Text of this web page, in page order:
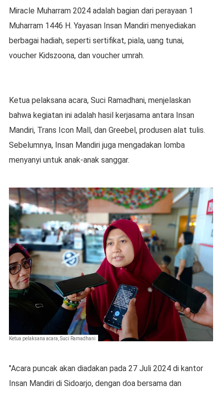
Miracle Muharram 2024 adalah bagian dari perayaan 1
Muharram 1446 H. Yayasan Insan Mandiri menyediakan
berbagai hadiah, seperti sertifikat, piala, uang tunai,
voucher Kidszoona, dan voucher umrah.
Ketua pelaksana acara, Suci Ramadhani, menjelaskan
bahwa kegiatan ini adalah hasil kerjasama antara Insan
Mandiri, Trans Icon Mall, dan Greebel, produsen alat tulis.
Sebelumnya, Insan Mandiri juga mengadakan lomba
menyanyi untuk anak-anak sanggar.
Ketua pelaksana acara, Suci Ramadhani
"Acara puncak akan diadakan pada 27 Juli 2024 di kantor
Insan Mandiri di Sidoarjo, dengan doa bersama dan